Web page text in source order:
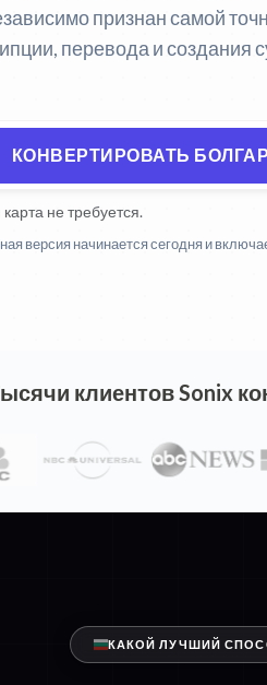
признан самой
перевода и создания
КОНВЕРТИРОВАТЬ
не требуется.
версия начинается сегодня и
клиентов Sonix
КАКОЙ ЛУЧШИЙ